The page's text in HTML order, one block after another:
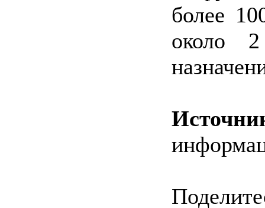
более
около